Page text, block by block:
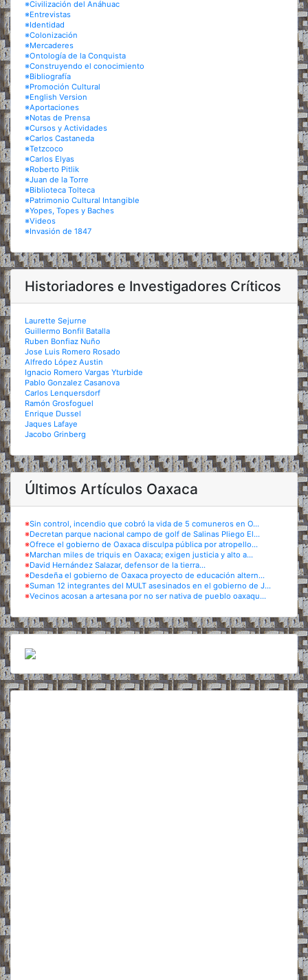
※Civilización del Anáhuac
※Entrevistas
※Identidad
※Colonización
※Mercaderes
※Ontología de la Conquista
※Construyendo el conocimiento
※Bibliografía
※Promoción Cultural
※English Version
※Aportaciones
※Notas de Prensa
※Cursos y Actividades
※Carlos Castaneda
※Tetzcoco
※Carlos Elyas
※Roberto Pitlik
※Juan de la Torre
※Biblioteca Tolteca
※Patrimonio Cultural Intangible
※Yopes, Topes y Baches
※Videos
※Invasión de 1847
Historiadores e Investigadores Críticos
Laurette Sejurne
Guillermo Bonfil Batalla
Ruben Bonfiaz Nuño
Jose Luis Romero Rosado
Alfredo López Austin
Ignacio Romero Vargas Yturbide
Pablo Gonzalez Casanova
Carlos Lenquersdorf
Ramón Grosfoguel
Enrique Dussel
Jaques Lafaye
Jacobo Grinberg
Últimos Artículos Oaxaca
※Sin control, incendio que cobró la vida de 5 comuneros en O...
※Decretan parque nacional campo de golf de Salinas Pliego El...
※Ofrece el gobierno de Oaxaca disculpa pública por atropello...
※Marchan miles de triquis en Oaxaca; exigen justicia y alto a...
※David Hernández Salazar, defensor de la tierra...
※Desdeña el gobierno de Oaxaca proyecto de educación altern...
※Suman 12 integrantes del MULT asesinados en el gobierno de J...
※Vecinos acosan a artesana por no ser nativa de pueblo oaxaqu...